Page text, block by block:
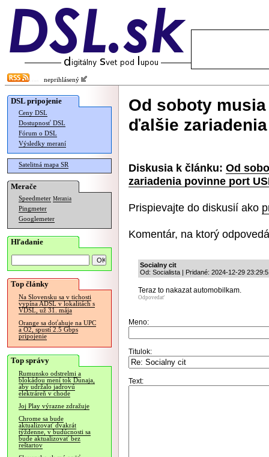
neprihlásený
DSL pripojenie
Ceny DSL
Dostupnosť DSL
Fórum o DSL
Výsledky meraní
Satelitná mapa SR
Merače
Speedmeter Merania
Pingmeter
Googlemeter
Hľadanie
Top články
Na Slovensku sa v tichosti
vypína ADSL v lokalitách s
VDSL, už 31. mája
Orange sa doťahuje na UPC
a O2, spustí 2.5 Gbps
pripojenie
Top správy
Rumunsko odstrelmi a
blokádou mení tok Dunaja,
aby udržalo jadrovú
elektráreň v chode
Joj Play výrazne zdražuje
Chrome sa bude
aktualizovať dvakrát
týždenne, v budúcnosti sa
bude aktualizovať bez
reštartov
Od soboty
ďalšie
Diskusia k článku: Od
zariadenia povinne port
Prispievajte do diskusií ako
Komentár, na ktorý
Socialny cit
Od: Socialista | Pridané: 2024-12-29
Teraz to nakazat automobilkam.
Odpovedať
Meno:
Titulok:
Text: